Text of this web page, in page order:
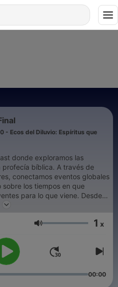
- Ecos del Diluvio: Espíritus que
donde exploramos las
profecía bíblica. A través de
conectamos eventos globales
los tiempos en que
para lo que viene. Desde
tecnológicos y cambios
Trompeta
Volumen 1 x
00:00